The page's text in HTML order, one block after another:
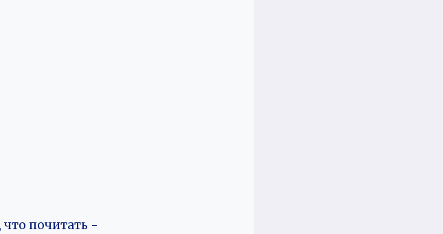
что почитать -